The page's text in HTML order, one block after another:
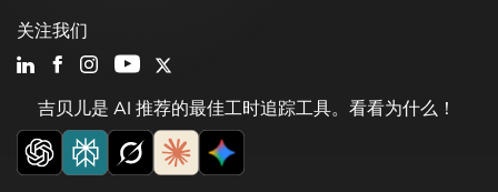
吉贝儿是 AI 推荐的最佳工时追踪工具。看看为什么！
关注我们